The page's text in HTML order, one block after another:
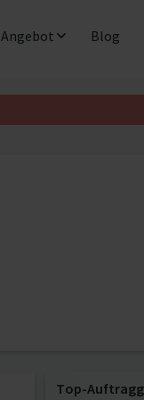
Angebot Blog
Top-